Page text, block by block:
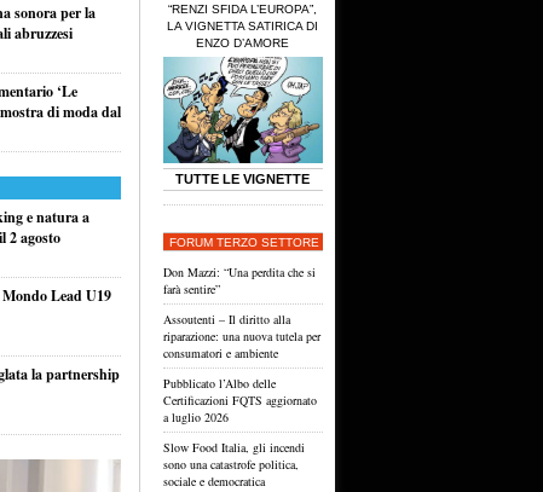
sonora per la
abruzzesi
‘Le
di moda dal
e natura a
2 agosto
Lead U19
la partnership
“RENZI SFIDA L’EUROPA”,
LA VIGNETTA SATIRICA DI
ENZO D’AMORE
TUTTE LE VIGNETTE
FORUM TERZO SETTORE
Don Mazzi: “Una perdita che si
farà sentire”
Assoutenti – Il diritto alla
riparazione: una nuova tutela per
consumatori e ambiente
Pubblicato l’Albo delle
Certificazioni FQTS aggiornato
a luglio 2026
Slow Food Italia, gli incendi
sono una catastrofe politica,
sociale e democratica